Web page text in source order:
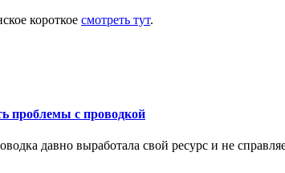
короткое смотреть тут.
проблемы с проводкой
давно выработала свой ресурс и не